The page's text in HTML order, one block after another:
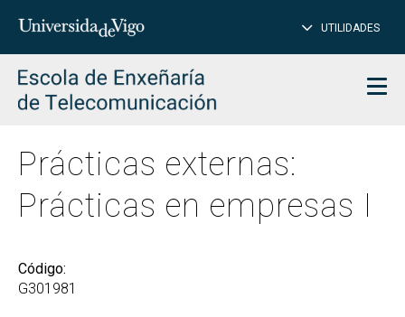
Insertar
para
buscar
UTILIDADES
Prácticas externas:
Prácticas en empresas I
Código:
G301981